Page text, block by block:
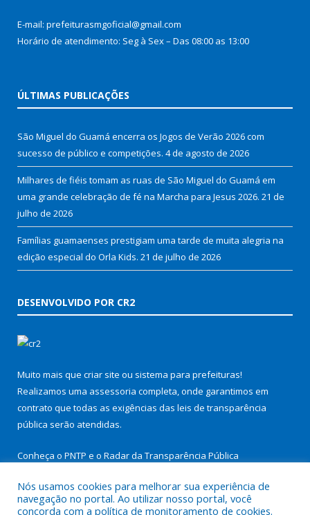
E-mail: prefeiturasmgoficial@gmail.com
Horário de atendimento: Seg à Sex – Das 08:00 as 13:00
ÚLTIMAS PUBLICAÇÕES
São Miguel do Guamá encerra os Jogos de Verão 2026 com
sucesso de público e competições. 4 de agosto de 2026
Milhares de fiéis tomam as ruas de São Miguel do Guamá em
uma grande celebração de fé na Marcha para Jesus 2026. 21 de
julho de 2026
Famílias guamaenses prestigiam uma tarde de muita alegria na
edição especial do Orla Kids. 21 de julho de 2026
DESENVOLVIDO POR CR2
Muito mais que criar site ou sistema para prefeituras!
Realizamos uma assessoria completa, onde garantimos em
contrato que todas as exigências das leis de transparência
pública serão atendidas.
Conheça o PNTP e o Radar da Transparência Pública
Nós usamos cookies para melhorar sua experiência de
navegação no portal. Ao utilizar nosso portal, você
concorda com a política de monitoramento de cookies.